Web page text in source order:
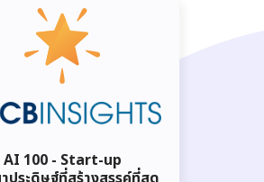
AI 100 - Start-up